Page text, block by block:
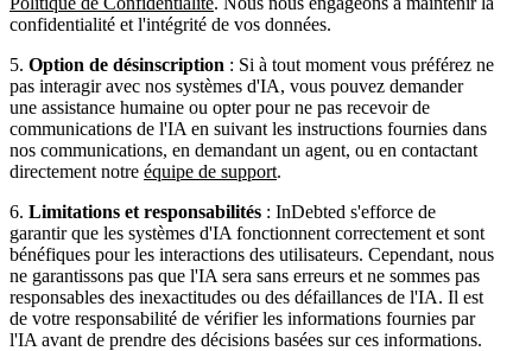
confidentialité et l'intégrité de vos données.
5. Option de désinscription : Si à tout moment vous préférez ne
pas interagir avec nos systèmes d'IA, vous pouvez demander
une assistance humaine ou opter pour ne pas recevoir de
communications de l'IA en suivant les instructions fournies dans
nos communications, en demandant un agent, ou en contactant
directement notre équipe de support.
6. Limitations et responsabilités : InDebted s'efforce de
garantir que les systèmes d'IA fonctionnent correctement et sont
bénéfiques pour les interactions des utilisateurs. Cependant, nous
ne garantissons pas que l'IA sera sans erreurs et ne sommes pas
responsables des inexactitudes ou des défaillances de l'IA. Il est
de votre responsabilité de vérifier les informations fournies par
l'IA avant de prendre des décisions basées sur ces informations.